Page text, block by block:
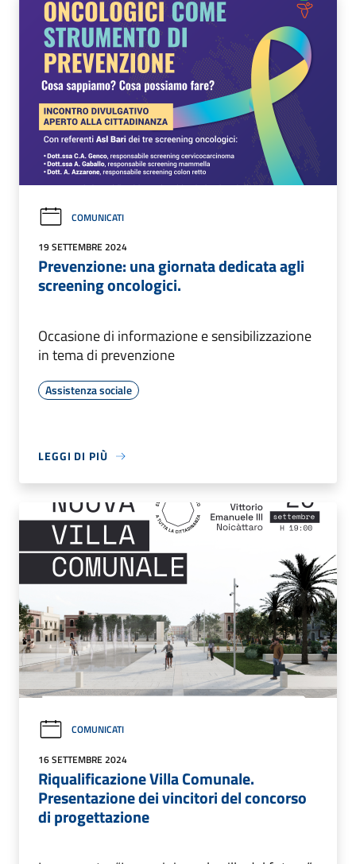
COMUNICATI
19 SETTEMBRE 2024
Prevenzione: una giornata dedicata agli
screening oncologici.
Occasione di informazione e sensibilizzazione
in tema di prevenzione
Assistenza sociale
LEGGI DI PIÙ
COMUNICATI
16 SETTEMBRE 2024
Riqualificazione Villa Comunale.
Presentazione dei vincitori del concorso
di progettazione